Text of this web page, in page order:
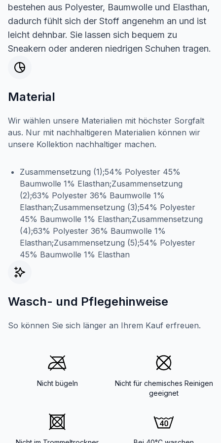
bestehen aus Polyester, Baumwolle und Elasthan,
dadurch fühlt sich der Stoff angenehm an und ist
leicht dehnbar. Sie lassen sich bequem zu
Sneakern oder anderen niedrigen Schuhen tragen.
Material
Wir wählen unsere Materialien mit höchster Sorgfalt
aus. Nur mit nachhaltigeren Materialien können wir
unsere Kollektion nachhaltiger machen.
Zusammensetzung (1);54% Polyester 45%
Baumwolle 1% Elasthan;Zusammensetzung
(2);63% Polyester 36% Baumwolle 1%
Elasthan;Zusammensetzung (3);54% Polyester
45% Baumwolle 1% Elasthan;Zusammensetzung
(4);63% Polyester 36% Baumwolle 1%
Elasthan;Zusammensetzung (5);54% Polyester
45% Baumwolle 1% Elasthan
Wasch- und Pflegehinweise
So können Sie sich länger an Ihrem Kauf erfreuen.
Nicht bügeln
Nicht für chemisches Reinigen
geeignet